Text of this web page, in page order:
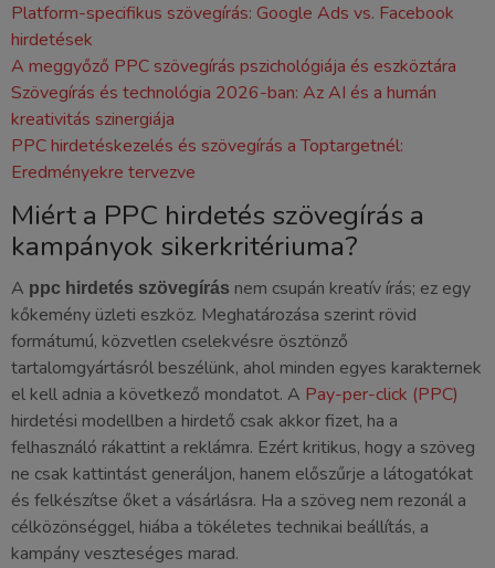
Platform-specifikus szövegírás: Google Ads vs. Facebook
hirdetések
A meggyőző PPC szövegírás pszichológiája és eszköztára
Szövegírás és technológia 2026-ban: Az AI és a humán
kreativitás szinergiája
PPC hirdetéskezelés és szövegírás a Toptargetnél:
Eredményekre tervezve
Miért a PPC hirdetés szövegírás a
kampányok sikerkritériuma?
A ppc hirdetés szövegírás nem csupán kreatív írás; ez egy
kőkemény üzleti eszköz. Meghatározása szerint rövid
formátumú, közvetlen cselekvésre ösztönző
tartalomgyártásról beszélünk, ahol minden egyes karakternek
el kell adnia a következő mondatot. A Pay-per-click (PPC)
hirdetési modellben a hirdető csak akkor fizet, ha a
felhasználó rákattint a reklámra. Ezért kritikus, hogy a szöveg
ne csak kattintást generáljon, hanem előszűrje a látogatókat
és felkészítse őket a vásárlásra. Ha a szöveg nem rezonál a
célközönséggel, hiába a tökéletes technikai beállítás, a
kampány veszteséges marad.